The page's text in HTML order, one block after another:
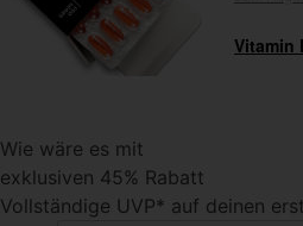
Vitamin
Wie wäre es mit
exklusiven 45% Rabatt
Vollständige UVP* auf deinen